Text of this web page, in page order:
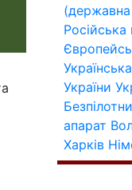
України
апарат
Харків